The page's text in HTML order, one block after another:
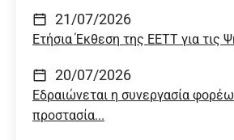
21/07/2026
Ετήσια Έκθεση της ΕΕΤΤ για τις
20/07/2026
Εδραιώνεται η συνεργασία
προστασία...